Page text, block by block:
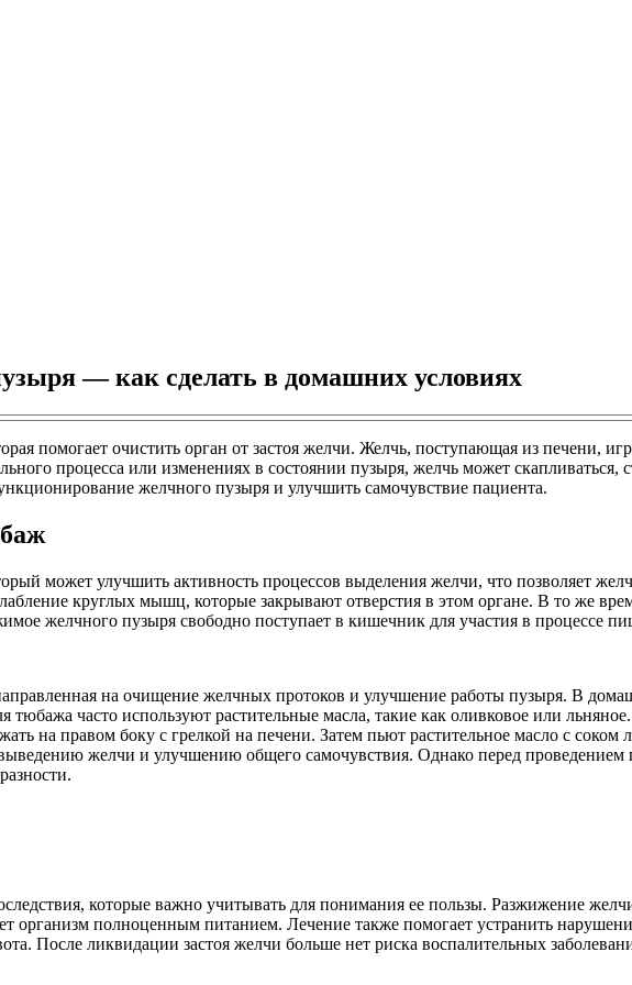
— как сделать в домашних условиях
помогает очистить орган от застоя желчи. Желчь, поступающая из печени,
процесса или изменениях в состоянии пузыря, желчь может скапливаться,
желчного пузыря и улучшить самочувствие пациента.
может улучшить активность процессов выделения желчи, что позволяет
круглых мышц, которые закрывают отверстия в этом органе. В то же
желчного пузыря свободно поступает в кишечник для участия в процессе
на очищение желчных протоков и улучшение работы пузыря. В
тюбажа часто используют растительные масла, такие как оливковое или
на правом боку с грелкой на печени. Затем пьют растительное масло с
желчи и улучшению общего самочувствия. Однако перед проведением
которые важно учитывать для понимания ее пользы. Разжижение
организм полноценным питанием. Лечение также помогает устранить
После ликвидации застоя желчи больше нет риска воспалительных